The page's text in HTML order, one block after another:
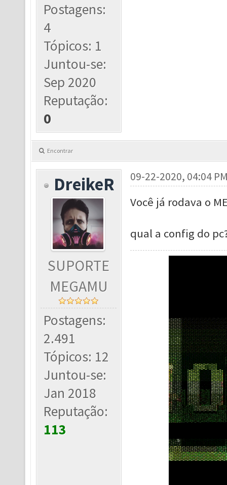
Postagens:
4
Tópicos: 1
Juntou-se:
Sep 2020
Reputação:
0
Encontrar
DreikeR
SUPORTE
MEGAMU
Postagens:
2.491
Tópicos: 12
Juntou-se:
Jan 2018
Reputação:
113
09-22-2020, 04:04
Você já rodava o
qual a config do